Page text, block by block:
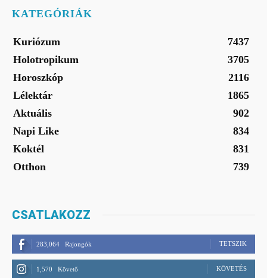
KATEGÓRIÁK
Kuriózum
7437
Holotropikum
3705
Horoszkóp
2116
Lélektár
1865
Aktuális
902
Napi Like
834
Koktél
831
Otthon
739
CSATLAKOZZ
283,064 Rajongók TETSZIK
1,570 Követő KÖVETÉS